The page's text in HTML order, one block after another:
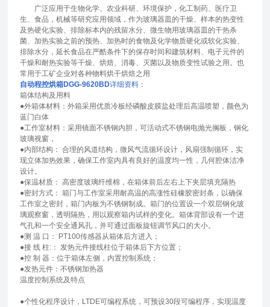
广泛应用于生物化学、农业科研、环境保护，化工制药、医疗卫
生、食品，机械等研究应用领域，作为玻璃器皿的干燥、样本的热变性
及热硬化实验、排除标本内的残留水分、微生物用玻璃器皿的干热杀
菌、加热实验之前的预热、加热时的食物及化学物质硬化或软化实验、
排除水分，延长食品在严酷条件下的保存时间和建筑材料、电子元件的
干燥和耐热实验等干燥、烘焙、消毒、灭菌以及物质变性试验之用。也
常用于工矿企业对各种物料烘干烘焙之用
自动程控烘箱DGG-9620BD详细资料：
箱体结构及用料
●外箱体材料：外箱采用优质冷板经磷酸皮膜盐处理后高温喷塑，颜色为
蓝门白体
●工作室材料：采用镜面不锈钢内胆，可活动式不锈钢电抛光搁板，钢化
玻璃视窗，
●内部结构： 合理的风道结构，微风气流循环设计，风扇强制循环，实
现立体加热效果，确保工作室内具有良好的温度均一性，几何腔体洁净
设计。
●保温材质： 高密度玻璃纤维棉，在箱体前后左右上下夹层填充隔热
●密封方式： 箱门与工作室采用耐高温的高涨性硅橡胶密封条，以确保
工作室之密封，箱门内板为不锈钢制成。箱门的位置设一个双层钢化玻
璃观察窗，透明隔热，用以观察箱内试样的变化。箱体背部设有一个进
气孔和一个安全通风孔，并可通过面板旋钮调节风口的大小。
●测 温 口： PT100传感器从箱体后方进入；
●接 线 柱:： 发热元件接线柱位于箱体后下方位置；
●控 制 器：位于箱体左侧，内置控制系统；
●发热元件：不锈钢加热器
温度控制系统及特点
●个性化程序设计，LTDE可编程系统，可预设30段可编程序，实现温度